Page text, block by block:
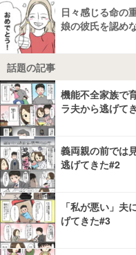
日々感じる命の
娘の彼氏を認め
話題の記事
機能不全家族で
ラ夫から逃げて
義両親の前では
逃げてきた#2
「私が悪い」
げてきた#3